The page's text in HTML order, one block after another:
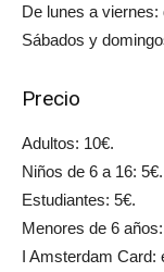
De lunes a viernes:
Sábados y
Precio
Adultos: 10€.
Niños de 6 a 16: 5€.
Estudiantes: 5€.
Menores de 6
I Amsterdam Card: